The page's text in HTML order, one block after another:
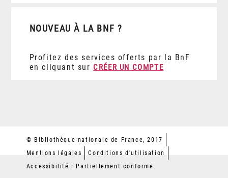
NOUVEAU À LA BNF ?
Profitez des services offerts par la BnF
en cliquant sur CRÉER UN COMPTE
© Bibliothèque nationale de France, 2017
Mentions légales
Conditions d'utilisation
Accessibilité : Partiellement conforme